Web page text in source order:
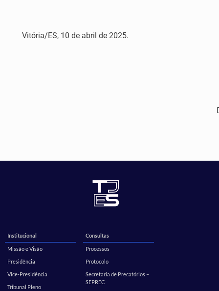
Vitória/ES, 10 de abril de 2025.
Institucional
Missão e Visão
Presidência
Vice-Presidência
Tribunal Pleno
Consultas
Processos
Protocolo
Secretaria de Precatórios –
SEPREC